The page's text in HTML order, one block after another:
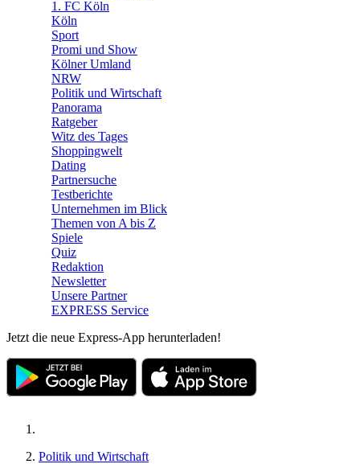
1. FC Köln
Köln
Sport
Promi und Show
Kölner Umland
NRW
Politik und Wirtschaft
Panorama
Ratgeber
Witz des Tages
Shoppingwelt
Dating
Partnersuche
Testberichte
Unternehmen im Blick
Themen von A bis Z
Spiele
Quiz
Redaktion
Newsletter
Unsere Partner
EXPRESS Service
Jetzt die neue Express-App herunterladen!
Politik und Wirtschaft